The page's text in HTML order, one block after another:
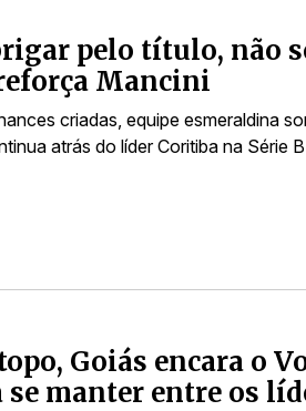
pelo título, não
Mancini
criadas, equipe esmeraldina
atrás do líder Coritiba na Série B
Goiás encara o
se manter entre os